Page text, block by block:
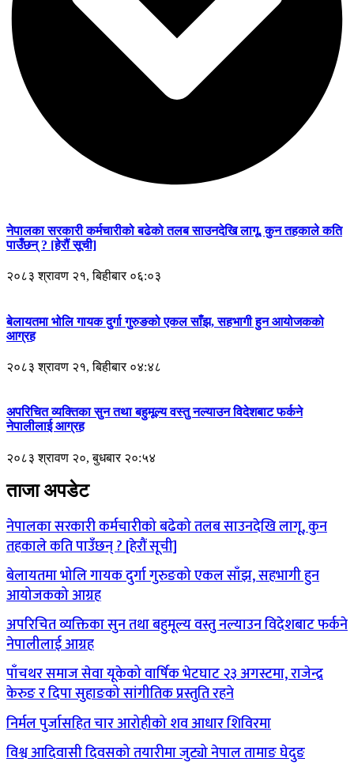
नेपालका सरकारी कर्मचारीको बढेको तलब साउनदेखि लागू, कुन तहकाले कति
पाउँछन् ? [हेरौं सूची]
२०८३ श्रावण २१, बिहीबार ०६:०३
बेलायतमा भोलि गायक दुर्गा गुरुङको एकल साँझ, सहभागी हुन आयोजकको
आग्रह
२०८३ श्रावण २१, बिहीबार ०४:४८
अपरिचित व्यक्तिका सुन तथा बहुमूल्य वस्तु नल्याउन विदेशबाट फर्कने
नेपालीलाई आग्रह
२०८३ श्रावण २०, बुधबार २०:५४
ताजा अपडेट
नेपालका सरकारी कर्मचारीको बढेको तलब साउनदेखि लागू, कुन
तहकाले कति पाउँछन् ? [हेरौं सूची]
बेलायतमा भोलि गायक दुर्गा गुरुङको एकल साँझ, सहभागी हुन
आयोजकको आग्रह
अपरिचित व्यक्तिका सुन तथा बहुमूल्य वस्तु नल्याउन विदेशबाट फर्कने
नेपालीलाई आग्रह
पाँचथर समाज सेवा यूकेको वार्षिक भेटघाट २३ अगस्टमा, राजेन्द्र
केरुङ र दिपा सुहाङको सांगीतिक प्रस्तुति रहने
निर्मल पुर्जासहित चार आरोहीको शव आधार शिविरमा
विश्व आदिवासी दिवसको तयारीमा जुट्यो नेपाल तामाङ घेदुङ